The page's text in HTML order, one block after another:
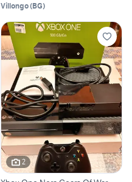
Villongo(BG)
2